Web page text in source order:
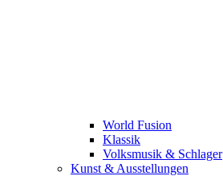
World Fusion
Klassik
Volksmusik & Schlager
Kunst & Ausstellungen